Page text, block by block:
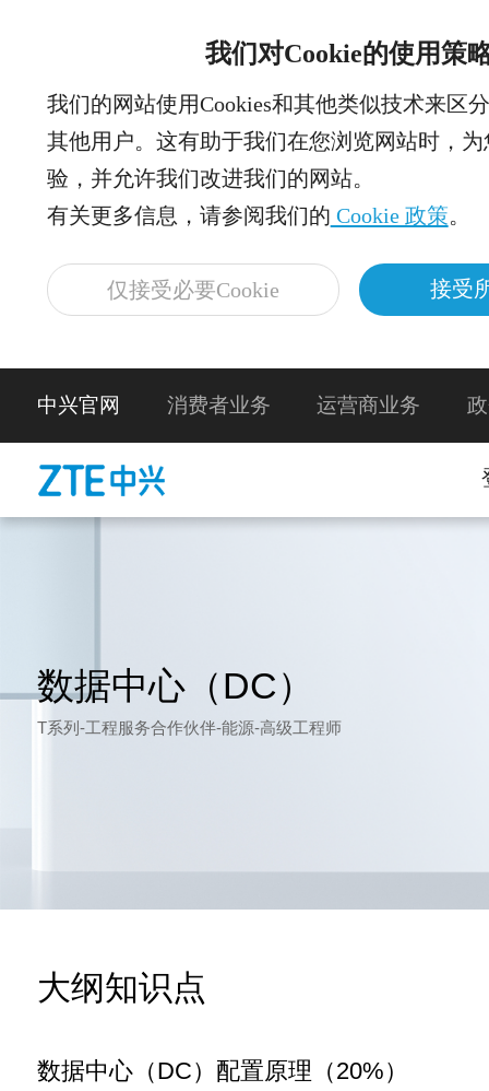
我们对Cookie的使用策
我们的网站使用Cookies和其他类似技术来区
其他用户。这有助于我们在您浏览网站时，
验，并允许我们改进我们的网站。
有关更多信息，请参阅我们的 Cookie 政策。
仅接受必要Cookie 接受
中兴官网 消费者业务 运营商业务
数据中心（DC）
T系列-工程服务合作伙伴-能源-高级工程师
大纲知识点
数据中心（DC）配置原理（20%）